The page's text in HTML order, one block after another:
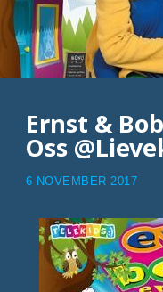
Ernst &
Oss
6 NOVEMBER 2017